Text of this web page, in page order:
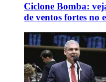
Ciclone Bomba:
de ventos fortes no